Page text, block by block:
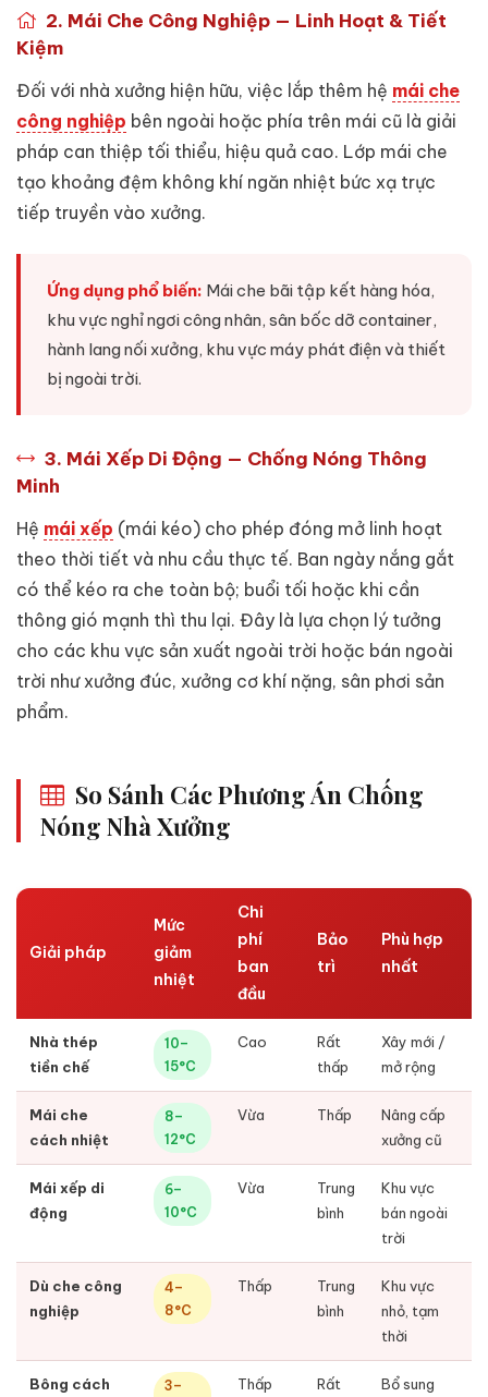
2. Mái Che Công Nghiệp — Linh Hoạt & Tiết
Kiệm
Đối với nhà xưởng hiện hữu, việc lắp thêm hệ mái che
công nghiệp bên ngoài hoặc phía trên mái cũ là giải
pháp can thiệp tối thiểu, hiệu quả cao. Lớp mái che
tạo khoảng đệm không khí ngăn nhiệt bức xạ trực
tiếp truyền vào xưởng.
Ứng dụng phổ biến: Mái che bãi tập kết hàng hóa,
khu vực nghỉ ngơi công nhân, sân bốc dỡ container,
hành lang nối xưởng, khu vực máy phát điện và thiết
bị ngoài trời.
3. Mái Xếp Di Động — Chống Nóng Thông
Minh
Hệ mái xếp (mái kéo) cho phép đóng mở linh hoạt
theo thời tiết và nhu cầu thực tế. Ban ngày nắng gắt
có thể kéo ra che toàn bộ; buổi tối hoặc khi cần
thông gió mạnh thì thu lại. Đây là lựa chọn lý tưởng
cho các khu vực sản xuất ngoài trời hoặc bán ngoài
trời như xưởng đúc, xưởng cơ khí nặng, sân phơi sản
phẩm.
So Sánh Các Phương Án Chống
Nóng Nhà Xưởng
Giải pháp
Mức
giảm
nhiệt
Chi
phí
ban
đầu
Bảo
trì
Phù hợp
nhất
Nhà thép
tiền chế
10–
15°C
Cao
Rất
thấp
Xây mới /
mở rộng
Mái che
cách nhiệt
8–
12°C
Vừa Thấp
Nâng cấp
xưởng cũ
Mái xếp di
động
6–
10°C
Vừa
Trung
bình
Khu vực
bán ngoài
trời
Dù che công
nghiệp
4–
8°C
Thấp
Trung
bình
Khu vực
nhỏ, tạm
thời
Bông cách
3–
Thấp
Rất
Bổ sung